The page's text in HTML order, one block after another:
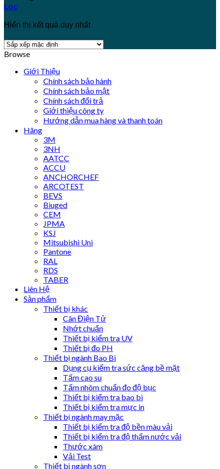
Lọc
Hiển thị kết quả duy nhất
Browse
Giới Thiệu
Chính sách bảo hành
Chính sách bảo mật
Chính sách đổi trả
Giới thiệu công ty
Hướng dẫn mua hàng và thanh toán
Hãng
3M
3NH
AATCC
ACCU
ANCHORCHEF
ARCOTEST
BEVS
Biuged
CEM
JPMA
KSJ
Mitsubishi Uni
Pantone
RAL
RDS
TABER
Liên Hệ
Sản phẩm
Thiết bị khác
Cân Điện Tử
Nhớt chuẩn
Thiết bị kiểm tra UV
Thiết bị đo PH
Thiết bị ngành Bao Bì
Dụng cụ kiểm tra sức căng bề mặt
Tấm cao su
Tấm nhôm chuẩn đo độ bục
Thiết bị kiểm tra bao bì
Thiết bị kiểm tra mực in
Thiết bị ngành may mặc
Thiết bị kiểm tra độ bền màu vải
Thiết bị kiểm tra độ thấm nước vải
Thước xám
Vải Test
Thiết bị ngành sơn